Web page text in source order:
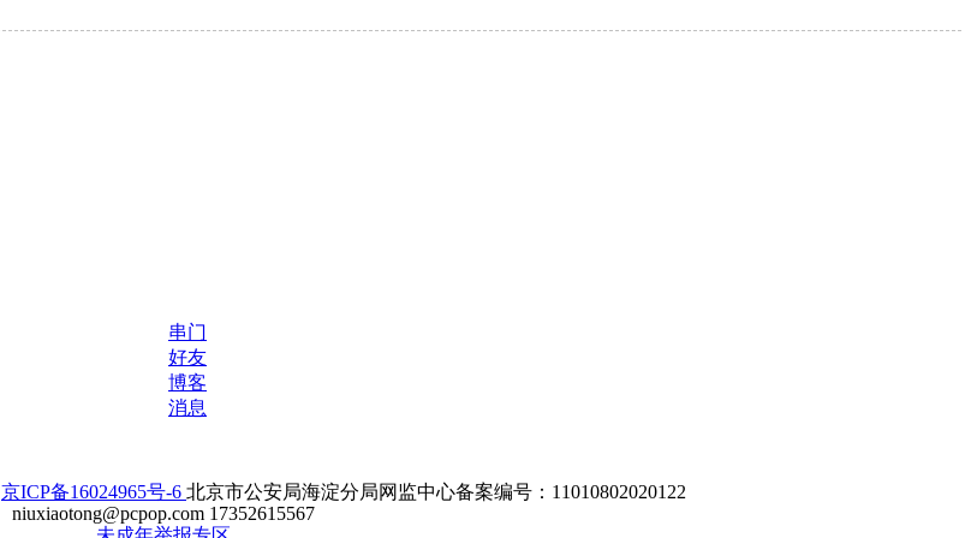
串门
好友
博客
消息
京ICP备16024965号-6 北京市公安局海淀分局网监中心备案编号：11010802020122
niuxiaotong@pcpop.com 17352615567